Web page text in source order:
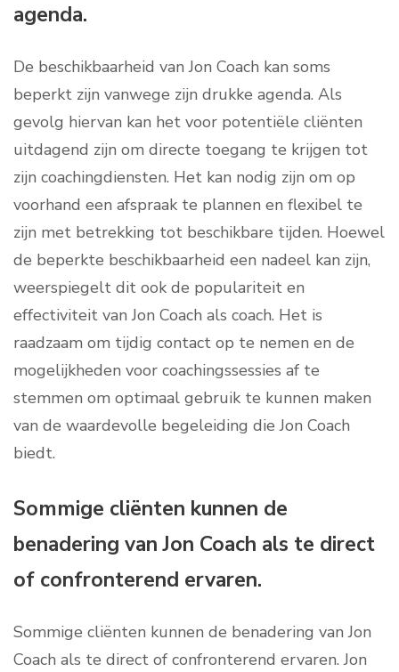
agenda.
De beschikbaarheid van Jon Coach kan soms
beperkt zijn vanwege zijn drukke agenda. Als
gevolg hiervan kan het voor potentiële cliënten
uitdagend zijn om directe toegang te krijgen tot
zijn coachingdiensten. Het kan nodig zijn om op
voorhand een afspraak te plannen en flexibel te
zijn met betrekking tot beschikbare tijden. Hoewel
de beperkte beschikbaarheid een nadeel kan zijn,
weerspiegelt dit ook de populariteit en
effectiviteit van Jon Coach als coach. Het is
raadzaam om tijdig contact op te nemen en de
mogelijkheden voor coachingssessies af te
stemmen om optimaal gebruik te kunnen maken
van de waardevolle begeleiding die Jon Coach
biedt.
Sommige cliënten kunnen de
benadering van Jon Coach als te direct
of confronterend ervaren.
Sommige cliënten kunnen de benadering van Jon
Coach als te direct of confronterend ervaren. Jon